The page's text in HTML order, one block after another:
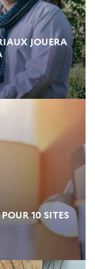
JOUERA
10 SITES